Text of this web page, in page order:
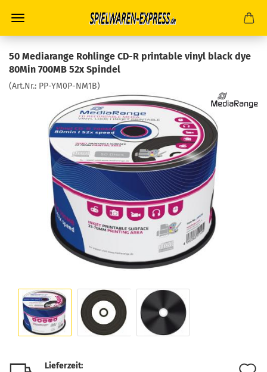
50 Mediarange Rohlinge CD-R printable vinyl black dye
80Min 700MB 52x Spindel
(Art.Nr.: PP-YM0P-NM1B)
Lieferzeit: